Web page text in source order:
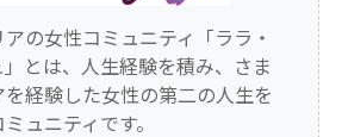
の女性コミュニティ「ララ・
とは、人生経験を積み、さま
を経験した女性の第二の人生を
ュニティです。